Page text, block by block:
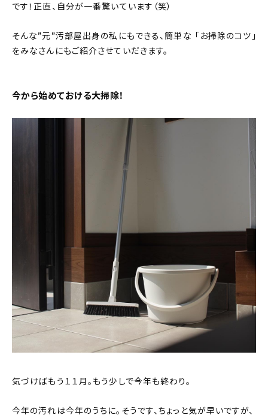
About
プライバシーポリシー
です！正直、自分が一番驚いています（笑）
そんな”元”汚部屋出身の私にもできる、簡単な 「お掃除のコツ」
をみなさんにもご紹介させていだきます。
今から始めておける大掃除！
気づけばもう１１月。もう少しで今年も終わり。
今年の汚れは今年のうちに。そうです、ちょっと気が早いですが、